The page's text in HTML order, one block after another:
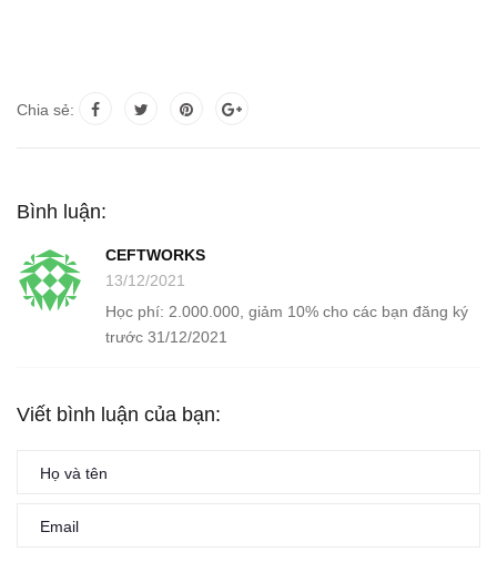
Chia sẻ:
Bình luận:
CEFTWORKS
13/12/2021
Học phí: 2.000.000, giảm 10% cho các bạn đăng ký
trước 31/12/2021
Viết bình luận của bạn: